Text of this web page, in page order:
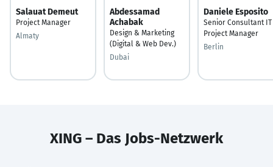
Salauat Demeut
Project Manager
Almaty
Abdessamad
Achabak
Design & Marketing
(Digital & Web Dev.)
Dubai
Daniele Esposito
Senior Consultant IT
Project Manager
Berlin
XING – Das Jobs-Netzwerk